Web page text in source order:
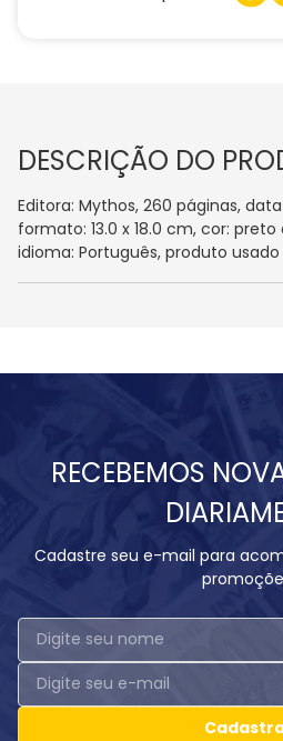
DESCRIÇÃO DO
Editora: Mythos, 260 páginas,
formato: 13.0 x 18.0 cm, cor:
idioma: Português, produto usado
RECEBEMOS
Cadastre seu e-mail para